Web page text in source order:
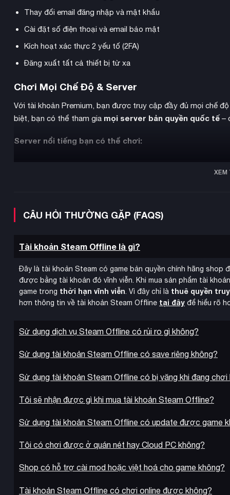
Thay đổi email đăng nhập và mật khẩu
Cài đặt số điện thoại và email bảo mật
Kích hoạt xác thực 2 yếu tố (2FA)
Đăng xuất tất cả thiết bị từ xa
Chơi Mọi Chế Độ & Server
Với tài khoản Premium, bạn được truy cập đầy đủ mọi chế
biệt, bạn có thể tham gia mọi server bản quyền quốc tế –
Server nổi tiếng bạn có thể chơi:
Pokemon Server– Bắt Pokemon trong thế giới Minecraft
Đăng nhập được ngay cả khi server đầy
Không bị giới hạn tính năng như tài khoản free
Bạn có thể tự do cài đặt và chơi mọi loại mod, modpack nổi
CurseForge Client để quản lý modpack dễ dàng, cũng như
Sau khi thanh toán, hệ thống sẽgiao tài khoản tự động
Bạn nhận được:
Tài khoản Microsoft (email đăng nhập)
Mật khẩu
XEM
CÂU HỎI THƯỜNG GẶP (FAQS)
Tài khoản Steam Offline là gì?
Đây là tài khoản Steam có game bản quyền chính hãng shop
được bằng tài khoản đó vĩnh viễn. Khi mua sản phẩm tài
game trong thời hạn vĩnh viễn. Vì đây chỉ là thuê quyền
hơn thông tin về tài khoản Steam Offline tại đây để hiểu rõ
Sử dụng dịch vụ Steam Offline có rủi ro gì không?
Sử dụng tài khoản Steam Offline có save riêng không?
Sử dụng tài khoản Steam Offline có bị văng khi đang chơi
Tôi sẽ nhận được gì khi mua tài khoản Steam Offline?
Sử dụng tài khoản Steam Offline có update được game
Tôi có chơi được ở quán nét hay Cloud PC không?
Shop có hỗ trợ cài mod hoặc việt hoá cho game không?
Tài khoản Steam Offline có chơi online được không?